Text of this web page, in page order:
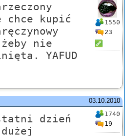
1550
23
chce kupić
nie
YAFUD
03.10.2010
1740
19
dzień